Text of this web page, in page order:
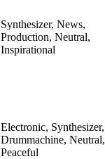
Synthesizer, News,
Production, Neutral,
Inspirational
Electronic, Synthesizer,
Drummachine, Neutral,
Peaceful